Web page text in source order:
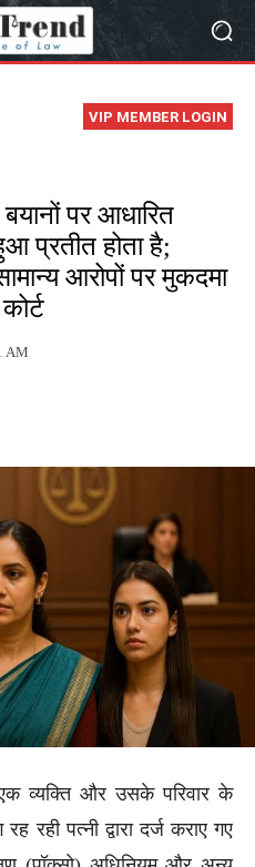
VIP MEMBER LOGIN
पर आधारित
प्रतीत होता है;
आरोपों पर मुकदमा
AM
व्यक्ति और उसके परिवार के
पत्नी द्वारा दर्ज कराए गए